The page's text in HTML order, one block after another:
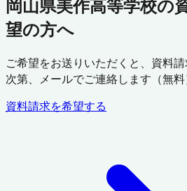
岡山県美作高等学校の
望の方へ
ご希望をお送りいただくと、資料
次第、メールでご連絡します（無料
資料請求を希望する